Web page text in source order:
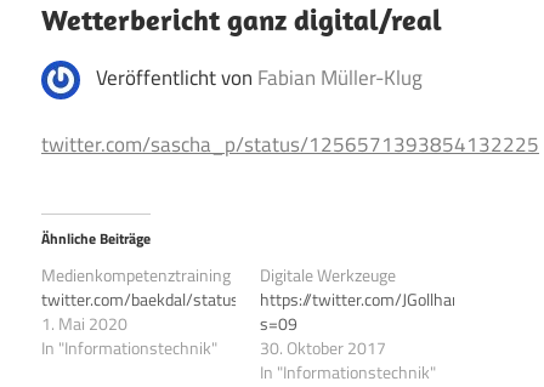
Wetterbericht ganz digital/real
Veröffentlicht von Fabian Müller-Klug
twitter.com/sascha_p/status/1256571393854132225
Ähnliche Beiträge
Medienkompetenztraining
twitter.com/baekdal/status/1254460167812415489
1. Mai 2020
In "Informationstechnik"
Digitale Werkzeuge
https://twitter.com/JGollhammer/
s=09
30. Oktober 2017
In "Informationstechnik"